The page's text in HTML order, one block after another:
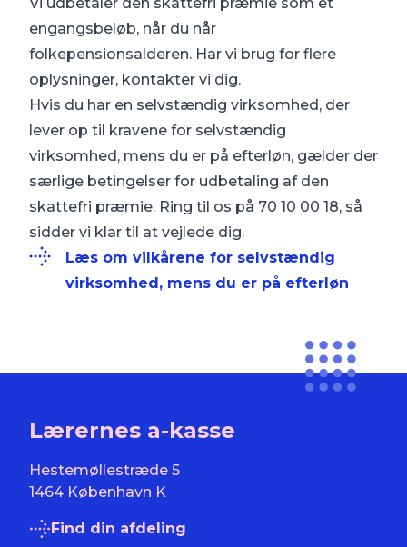
engangsbeløb, når du når
folkepensionsalderen. Har vi brug for flere
oplysninger, kontakter vi dig.
Hvis du har en selvstændig virksomhed, der
lever op til kravene for selvstændig
virksomhed, mens du er på efterløn, gælder der
særlige betingelser for udbetaling af den
skattefri præmie. Ring til os på 70 10 00 18, så
sidder vi klar til at vejlede dig.
Læs om vilkårene for selvstændig
virksomhed, mens du er på efterløn
Lærernes a-kasse
Hestemøllestræde 5
1464 København K
Find din afdeling